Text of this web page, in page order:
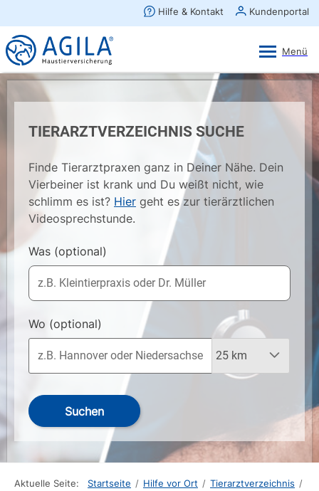
TIERARZTVERZEICHNIS SUCHE
Finde Tierarztpraxen ganz in Deiner Nähe. Dein
Vierbeiner ist krank und Du weißt nicht, wie
schlimm es ist? Hier geht es zur tierärztlichen
Videosprechstunde.
Was (optional)
Wo (optional)
Suchen
Aktuelle Seite: Startseite / Hilfe vor Ort / Tierarztverzeichnis /
×
AGILA Kunden-App
Gratis - Im Play Store laden
Ansehen